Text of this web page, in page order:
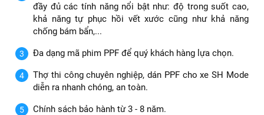
đầy đủ các tính năng nổi bật như: độ trong suốt cao,
khả năng tự phục hồi vết xước cũng như khả năng
chống bám bẩn,...
Đa dạng mã phim PPF để quý khách hàng lựa chọn.
Thợ thi công chuyên nghiệp, dán PPF cho xe SH Mode
diễn ra nhanh chóng, an toàn.
Chính sách bảo hành từ 3 - 8 năm.